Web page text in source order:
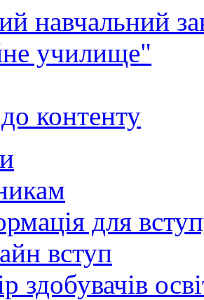
навчальний
училище"
контенту
для
вступ
здобувачів